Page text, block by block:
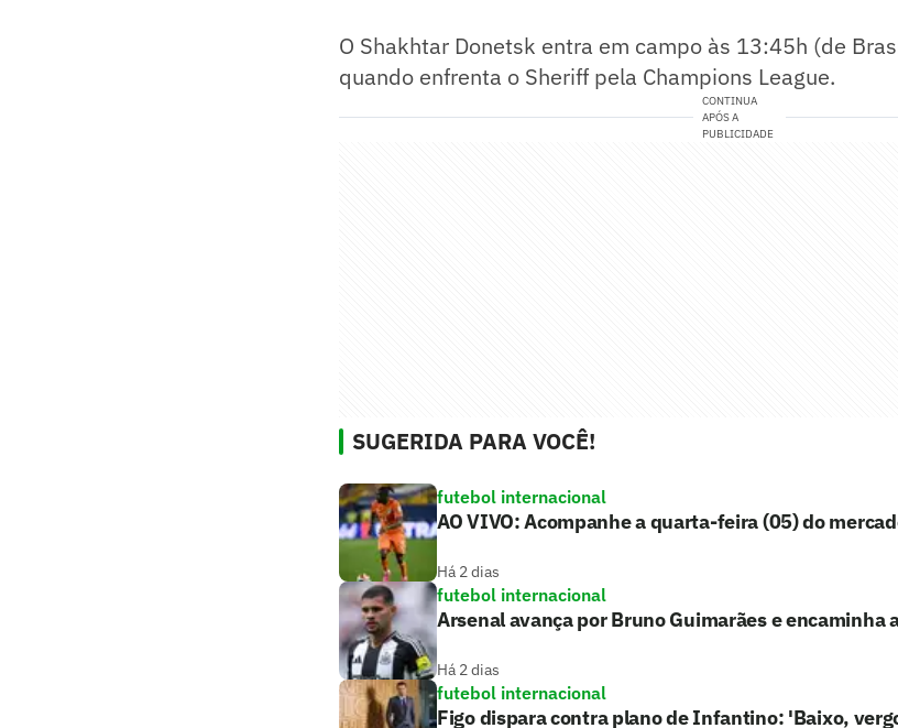
O Shakhtar Donetsk entra em campo às 13:45h (de
quando enfrenta o Sheriff pela Champions League.
CONTINUA
APÓS A
PUBLICIDADE
SUGERIDA PARA VOCÊ!
futebol internacional
AO VIVO: Acompanhe a quarta-feira (05) do
Há 2 dias
futebol internacional
Arsenal avança por Bruno Guimarães e encaminha
Há 2 dias
futebol internacional
Figo dispara contra plano de Infantino: 'Baixo,